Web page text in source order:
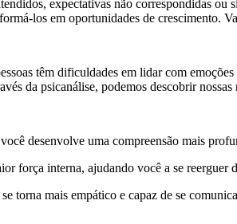
expectativas não correspondidas
los em oportunidades de crescimento.
têm dificuldades em lidar com
da psicanálise, podemos descobrir
desenvolve uma compreensão mais
força interna, ajudando você a se reerguer
torna mais empático e capaz de se